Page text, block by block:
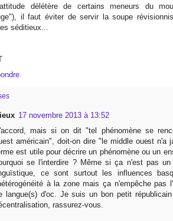
délétère de certains meneurs du
il faut éviter de servir la soupe
séditieux...
17 novembre 2013 à 13:52
mais si on dit "tel phénomène se
américain", doit-on dire "le middle ouest n'a
est utile pour décrire un phénomène ou un
se l'interdire ? Même si ça n'est pas un
ce sont surtout les influences
à la zone mais ça n'empêche pas
langue(s) d'oc. Je suis un bon petit
rassurez-vous.